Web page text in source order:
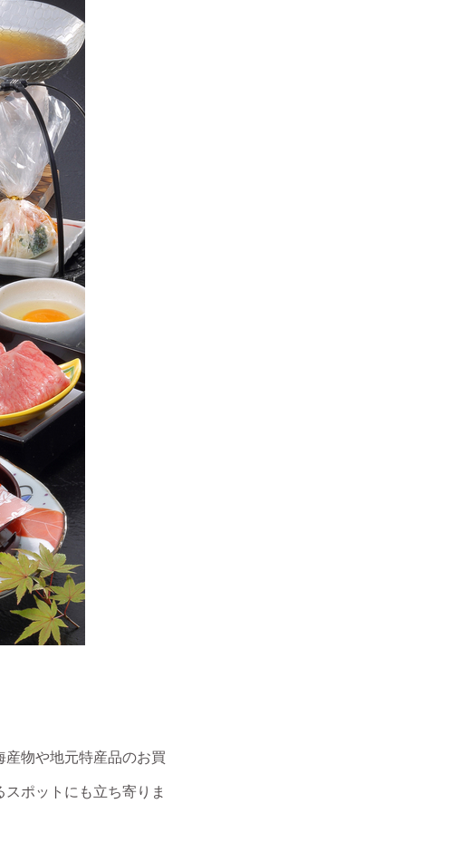
物や地元特産品のお買
ポットにも立ち寄りま